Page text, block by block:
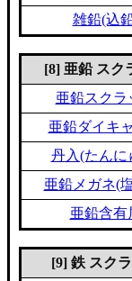
雑鉛(込
[8] 亜鉛 スク
亜鉛スクラ
亜鉛ダイキ
丹入(たんに
亜鉛メガネ(
亜鉛含有
[9] 鉄 スク